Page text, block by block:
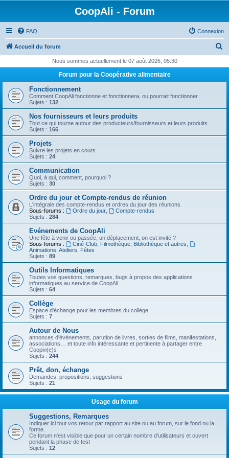
CoopAli - Forum
FAQ Connexion
Accueil du forum
h
r
Nous sommes actuellement le 07 août 2026, 05:30
Forum pour la Coopérative alimentaire
Fonctionnement
Comment CoopAli fonctionne et fonctionnera, ou pourrait fonctionner
Sujets : 132
Nos fournisseurs et leurs produits
Tout ce qui tourne autour des producteurs/fournisseurs et leurs produits
Sujets : 166
Projets
Suivre les projets en cours
Sujets : 24
Communication
Quoi, à qui, comment, pourquoi ?
Sujets : 30
Ordre du jour et Compte-rendus de réunion
L'intégrale des compte-rendus et ordres du jour des réunions
Sous-forums :
Ordre du jour,
Compte-rendus
Sujets : 284
Evénements de CoopAli
Une fête à venir ou passée, un déplacement, on est invité ?
Sous-forums :
Ciné-Club, Filmothèque, Bibliothèque et autres
Animations, Ateliers, Fêtes
Sujets : 89
Outils Informatiques
Toutes vos questions, remarques, bugs à propos des applications
informatiques au service de CoopAli
Sujets : 64
Collège
Espace d'échange pour les membres du collège
Sujets : 7
Autour de Nous
annonces d'événements, parution de livres, sorties de films, manifestations,
associations… et toute info intéressante et pertinente à partager entre
Coopin(e)s
Sujets : 244
Prêt, don, échange
Demandes, propositions, suggestions
Sujets : 21
Usage du forum
Suggestions, Remarques
Indiquer ici tout vos retour par rapport au site ou au forum, sur le fond ou la
forme.
Ce forum n'est visible que pour un certain nombre d'utilisateurs et ouvert
pendant la phase de test
Sujets : 12